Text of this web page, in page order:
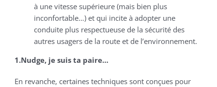
à une vitesse supérieure (mais bien plus
inconfortable…) et qui incite à adopter une
conduite plus respectueuse de la sécurité des
autres usagers de la route et de l’environnement.
1.Nudge, je suis ta paire…
En revanche, certaines techniques sont conçues pour